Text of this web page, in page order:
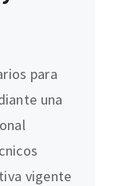
para
una
vigente